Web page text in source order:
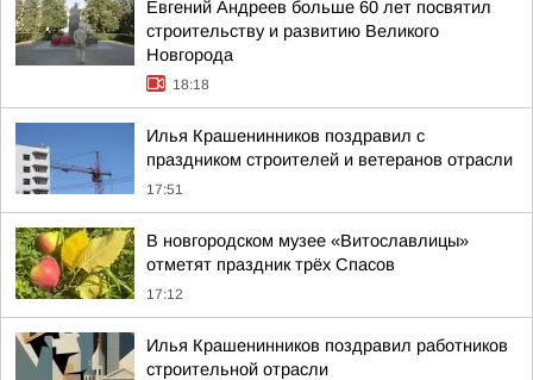
Евгений Андреев больше 60 лет посвятил
строительству и развитию Великого
Новгорода
18:18
Илья Крашенинников поздравил с
праздником строителей и ветеранов отрасли
17:51
В новгородском музее «Витославлицы»
отметят праздник трёх Спасов
17:12
Илья Крашенинников поздравил работников
строительной отрасли